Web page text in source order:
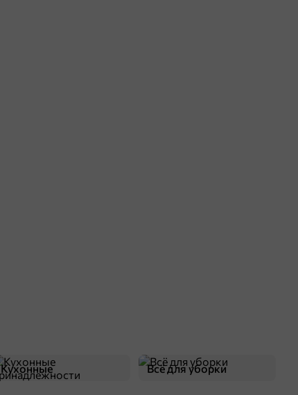
Кухонные
принадлежности
Всё для уборки